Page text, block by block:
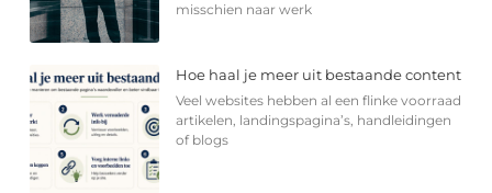
misschien naar werk
Hoe haal je meer uit bestaande content
Veel websites hebben al een flinke voorraad
artikelen, landingspagina’s, handleidingen
of blogs